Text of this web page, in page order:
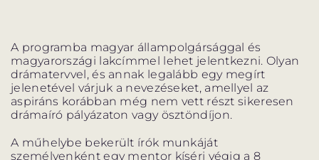
BARANGOLÓ NE BÁNTS VILÁG
A programba magyar állampolgársággal és
magyarországi lakcímmel lehet jelentkezni. Olyan
drámatervvel, és annak legalább egy megírt
jelenetével várjuk a nevezéseket, amellyel az
aspiráns korábban még nem vett részt sikeresen
drámaíró pályázaton vagy ösztöndíjon.
A műhelybe bekerült írók munkáját
személyenként egy mentor kíséri végig a 8